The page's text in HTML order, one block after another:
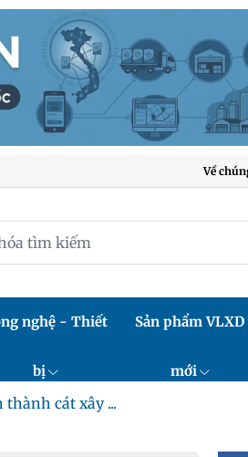
Về
nghệ - Thiết
bị
Sản phẩm VLXD
mới
thành cát xây ...